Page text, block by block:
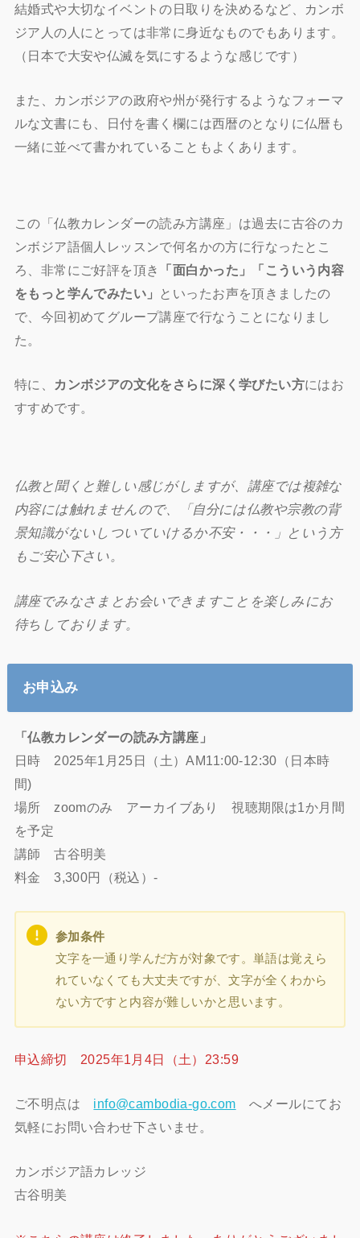
結婚式や大切なイベントの日取りを決めるなど、カンボ
ジア人の人にとっては非常に身近なものでもあります。
（日本で大安や仏滅を気にするような感じです）
また、カンボジアの政府や州が発行するようなフォーマ
ルな文書にも、日付を書く欄には西暦のとなりに仏暦も
一緒に並べて書かれていることもよくあります。
この「仏教カレンダーの読み方講座」は過去に古谷のカ
ンボジア語個人レッスンで何名かの方に行なったとこ
ろ、非常にご好評を頂き
「面白かった」「こういう内容
をもっと学んでみたい」
といったお声を頂きましたの
で、今回初めてグループ講座で行なうことになりまし
た。
特に、 カンボジアの文化をさらに深く学びたい方にはお
すすめです。
仏教と聞くと難しい感じがしますが、講座では複雑な
内容には触れませんので、「自分には仏教や宗教の背
景知識がないしついていけるか不安・・・」という方
もご安心下さい。
講座でみなさまとお会いできますことを楽しみにお
待ちしております。
お申込み
「仏教カレンダーの読み方講座」
日時 2025年1月25日（土）AM11:00-12:30（日本時
間)
場所 zoomのみ アーカイブあり 視聴期限は1か月間
を予定
講師 古谷明美
料金 3,300円（税込）-
参加条件
文字を一通り学んだ方が対象です。単語は覚えら
れていなくても大丈夫ですが、文字が全くわから
ない方ですと内容が難しいかと思います。
申込締切 2025年1月4日（土）23:59
ご不明点は info@cambodia-go.com へメールにてお
気軽にお問い合わせ下さいませ。
カンボジア語カレッジ
古谷明美